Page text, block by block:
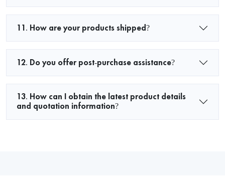
11. How are your products shipped?
12. Do you offer post-purchase assistance?
13. How can I obtain the latest product details
and quotation information?